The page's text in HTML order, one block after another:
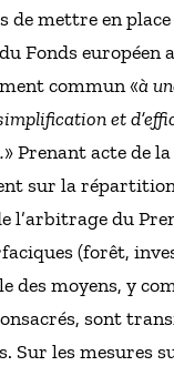
de mettre en
Fonds européen
commun «à
et
» Prenant acte de
sur la
l’arbitrage du
(forêt,
des moyens, y
sont
Sur les